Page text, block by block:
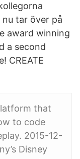
nu tar över på
award winning
a second
CREATE
that
to code
2015-12-
Disney